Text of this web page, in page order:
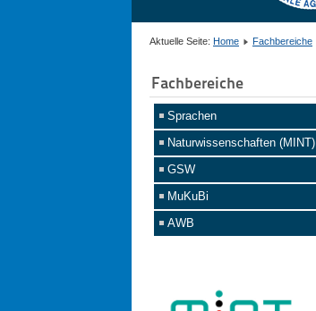
Aktuelle Seite: Home Fachbereiche
Fachbereiche
Sprachen
Naturwissenschaften (MINT)
GSW
MuKuBi
AWB